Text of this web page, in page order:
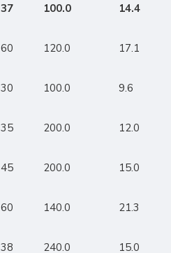
37 100.0 14.4
60 120.0 17.1
30 100.0 9.6
35 200.0 12.0
45 200.0 15.0
60 140.0 21.3
38 240.0 15.0